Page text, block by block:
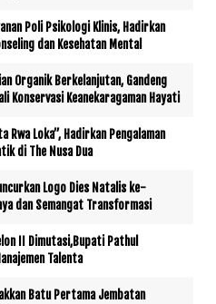
Poli Psikologi Klinis, Hadirkan
dan Kesehatan Mental
Organik Berkelanjutan, Gandeng
Konservasi Keanekaragaman Hayati
Rwa Loka”, Hadirkan Pengalaman
di The Nusa Dua
Logo Dies Natalis ke-
dan Semangat Transformasi
II Dimutasi,Bupati Pathul
Talenta
Batu Pertama Jembatan